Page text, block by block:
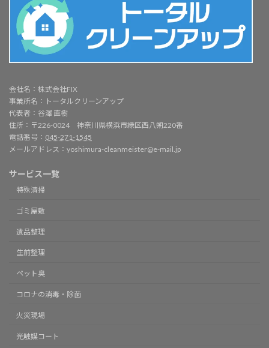
会社名：株式会社FIX
事業所名：トータルクリーンアップ
代表者：谷澤 直樹
住所：〒226-0024 神奈川県横浜市緑区西八朔220番
電話番号： 045-271-1545
メールアドレス：yoshimura-cleanmeister@e-mail.jp
サービス一覧
特殊清掃
ゴミ屋敷
遺品整理
生前整理
ペット臭
コロナの消毒・除菌
火災現場
光触媒コート